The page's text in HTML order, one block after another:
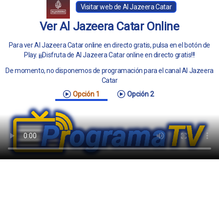
Visitar web de Al Jazeera Catar
Ver Al Jazeera Catar Online
Para ver Al Jazeera Catar online en directo gratis, pulsa en el botón de
Play. ¡¡¡Disfruta de Al Jazeera Catar online en directo gratis!!!
De momento, no disponemos de programación para el canal Al Jazeera
Catar
Opción 1
Opción 2